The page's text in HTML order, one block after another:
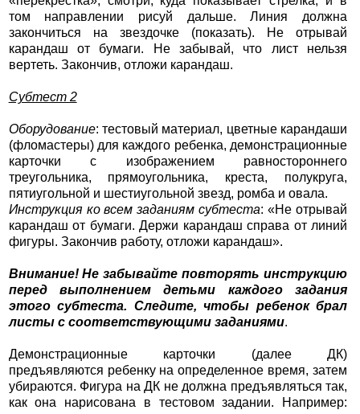
том направлении рисуй дальше. Линия должна
закончиться на звездочке (показать). Не отрывай
карандаш от бумаги. Не забывай, что лист нельзя
вертеть. Закончив, отложи карандаш.
Субтест 2
Оборудование: тестовый материал, цветные карандаши
(фломастеры) для каждого ребенка, демонстрационные
карточки с изображением равностороннего
треугольника, прямоугольника, креста, полукруга,
пятиугольной и шестиугольной звезд, ромба и овала.
Инструкция ко всем заданиям субтеста: «Не отрывай
карандаш от бумаги. Держи карандаш справа от линий
фигуры. Закончив работу, отложи карандаш».
Внимание! Не забывайте повторять инструкцию
перед выполнением детьми каждого задания
этого субтеста. Следите, чтобы ребенок брал
листы с соответствующими заданиями.
Демонстрационные карточки (далее ДК)
предъявляются ребенку на определенное время, затем
убираются. Фигура на ДК не должна предъявляться так,
как она нарисована в тестовом задании. Например: